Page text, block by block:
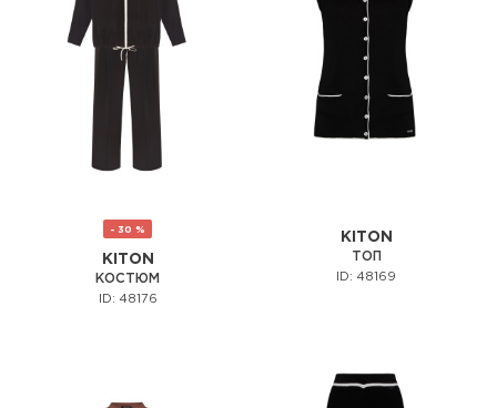
- 30 %
KITON
КОСТЮМ
ID: 48176
KITON
ТОП
ID: 48169